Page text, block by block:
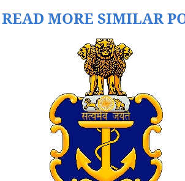
MORE SIMILAR